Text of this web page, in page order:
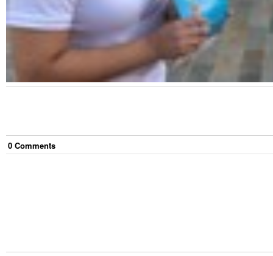
0 Comments